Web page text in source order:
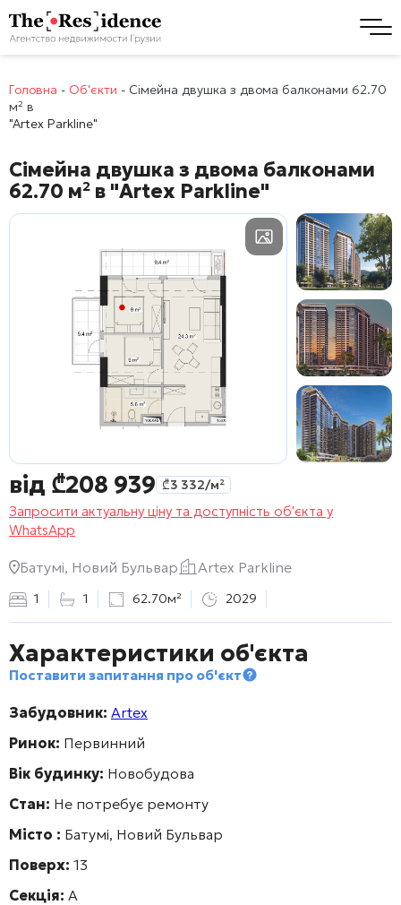
Головна - Об'єкти - Сімейна двушка з двома балконами 62.70
м² в
"Artex Parkline"
Сімейна двушка з двома балконами
62.70 м² в "Artex Parkline"
від ₾208 939 ₾3 332/м²
Запросити актуальну ціну та доступність об'єкта у
WhatsApp
Батумі, Новий Бульвар Artex Parkline
1 1 62.70м² 2029
Характеристики об'єкта
Поставити запитання про об'єкт
Забудовник: Artex
Ринок: Первинний
Вік будинку: Новобудова
Стан: Не потребує ремонту
Місто : Батумі, Новий Бульвар
Поверх: 13
Секція: А